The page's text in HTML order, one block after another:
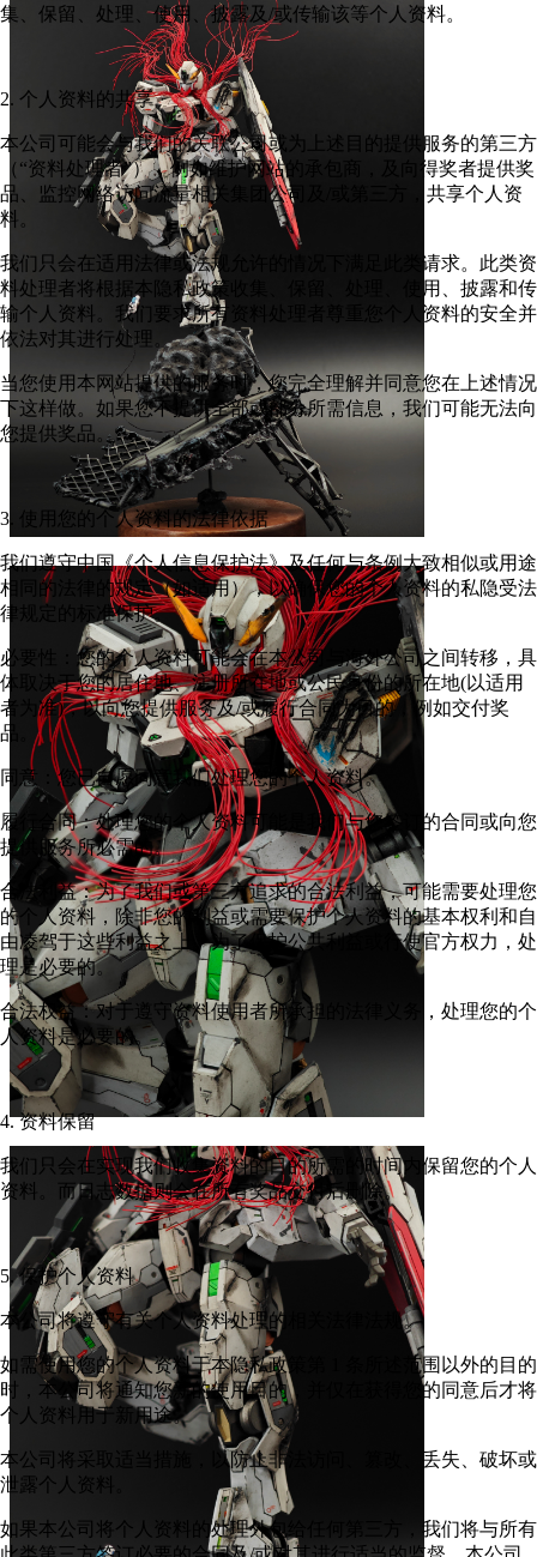
集、保留、处理、使用、披露及/或传输该等个人资料。
2. 个人资料的共享
本公司可能会与我们的关联公司或为上述目的提供服务的第三方
（“资料处理者”），例如维护网站的承包商，及向得奖者提供奖
品、监控网络访问流量相关集团公司及/或第三方，共享个人资
料。
我们只会在适用法律或法规允许的情况下满足此类请求。此类资
料处理者将根据本隐私政策收集、保留、处理、使用、披露和传
输个人资料。我们要求所有资料处理者尊重您个人资料的安全并
依法对其进行处理。
当您使用本网站提供的服务时，您完全理解并同意您在上述情况
下这样做。如果您不提供全部或部分所需信息，我们可能无法向
您提供奖品。
3. 使用您的个人资料的法律依据
我们遵守中国《个人信息保护法》及任何与条例大致相似或用途
相同的法律的规定（如适用），以确保您的个人资料的私隐受法
律规定的标准保护。
必要性：您的个人资料可能会在本公司与海外公司之间转移，具
体取决于您的居住地、注册所在地或公民身份的所在地(以适用
者为准)，以向您提供服务及/或履行合同为目的，例如交付奖
品。
同意：您已自愿同意我们处理您的个人资料。
履行合同：处理您的个人资料可能是我们与您签订的合同或向您
提供服务所必需的。
合法利益：为了我们或第三方追求的合法利益，可能需要处理您
的个人资料，除非您的利益或需要保护个人资料的基本权利和自
由凌驾于这些利益之上。为了保护公共利益或行使官方权力，处
理是必要的。
合法权益：对于遵守资料使用者所承担的法律义务，处理您的个
人资料是必要的。
4. 资料保留
我们只会在实现我们收集资料的目的所需的时间内保留您的个人
资料。而日志数据则会在所有奖品交付后删除。
5. 保护个人资料
本公司将遵守有关个人资料处理的相关法律法规。
如需使用您的个人资料于本隐私政策第 1 条所述范围以外的目的
时，本公司将通知您新的使用目的，并仅在获得您的同意后才将
个人资料用于新用途。
本公司将采取适当措施，以防止非法访问、篡改、丢失、破坏或
泄露个人资料。
如果本公司将个人资料的处理外包给任何第三方，我们将与所有